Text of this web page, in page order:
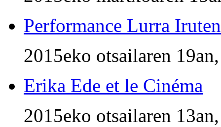
Performance Lurra Iruten
2015eko otsailaren
Erika Ede et le Cinéma
2015eko otsailaren